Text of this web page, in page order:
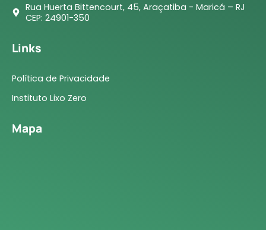
Rua Huerta Bittencourt, 45, Araçatiba - Maricá – RJ
CEP: 24901-350
Links
Política de Privacidade
Instituto Lixo Zero
Mapa